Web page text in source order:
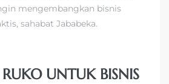
mengembangkan bisnis
sahabat Jababeka.
UNTUK BISNIS